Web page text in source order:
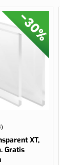
XT,
Gratis